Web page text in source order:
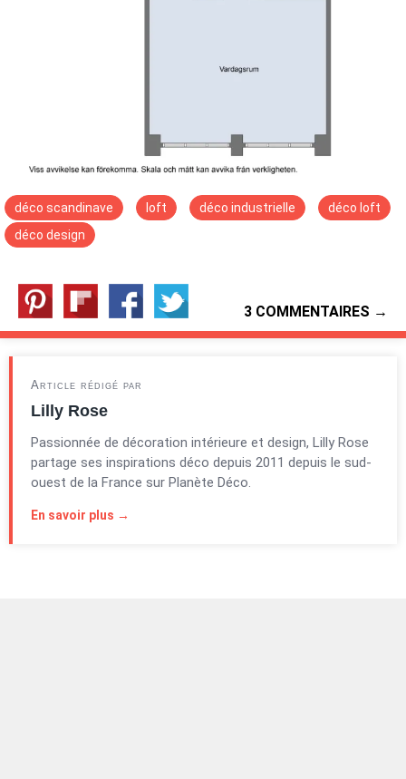
déco scandinave loft déco industrielle
déco loft
déco design
3 COMMENTAIRES →
Article rédigé par
Lilly Rose
Passionnée de décoration intérieure et design, Lilly Rose
partage ses inspirations déco depuis 2011 depuis le sud-
ouest de la France sur Planète Déco.
En savoir plus →